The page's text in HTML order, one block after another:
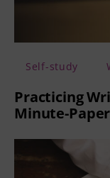
Self-study
Practicing
Minute-Paper